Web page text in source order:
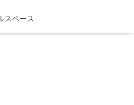
スペース